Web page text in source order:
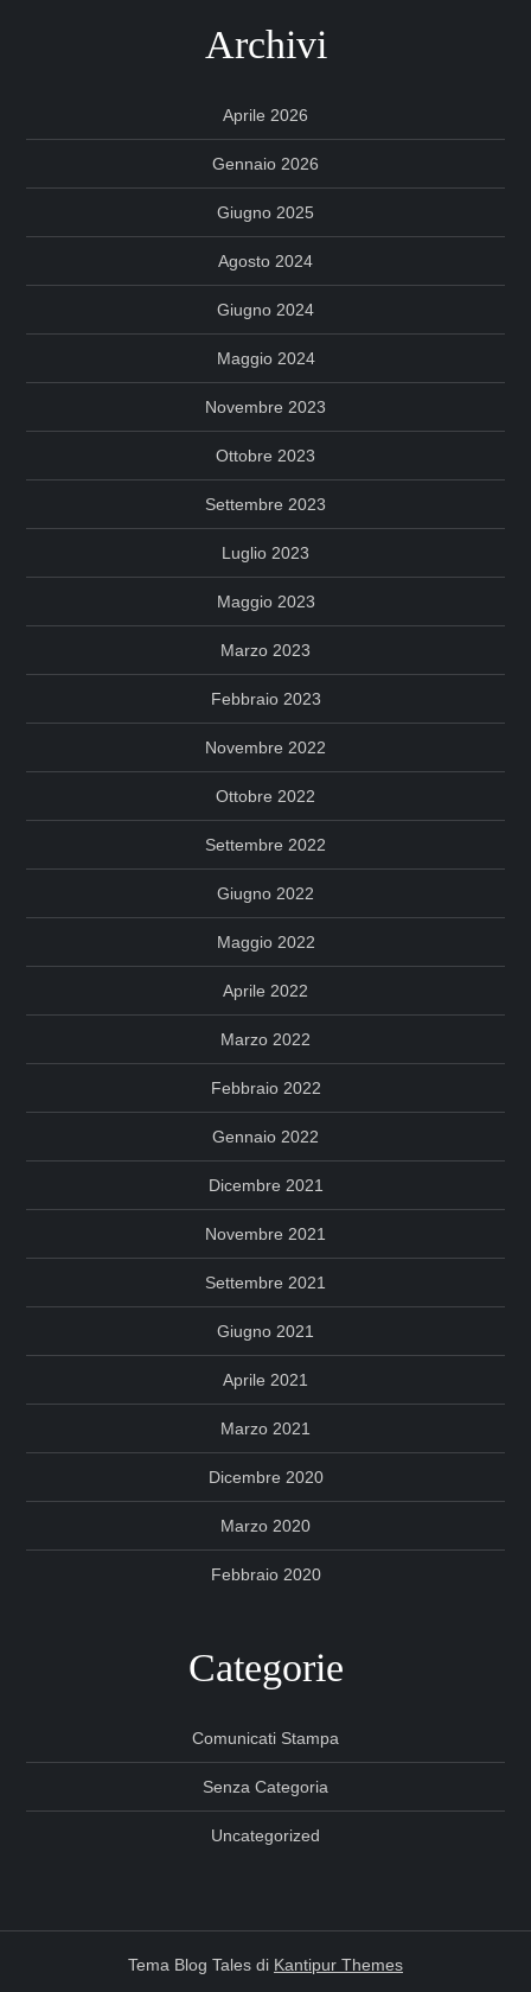
Archivi
Aprile 2026
Gennaio 2026
Giugno 2025
Agosto 2024
Giugno 2024
Maggio 2024
Novembre 2023
Ottobre 2023
Settembre 2023
Luglio 2023
Maggio 2023
Marzo 2023
Febbraio 2023
Novembre 2022
Ottobre 2022
Settembre 2022
Giugno 2022
Maggio 2022
Aprile 2022
Marzo 2022
Febbraio 2022
Gennaio 2022
Dicembre 2021
Novembre 2021
Settembre 2021
Giugno 2021
Aprile 2021
Marzo 2021
Dicembre 2020
Marzo 2020
Febbraio 2020
Categorie
Comunicati Stampa
Senza Categoria
Uncategorized
Tema Blog Tales di Kantipur Themes